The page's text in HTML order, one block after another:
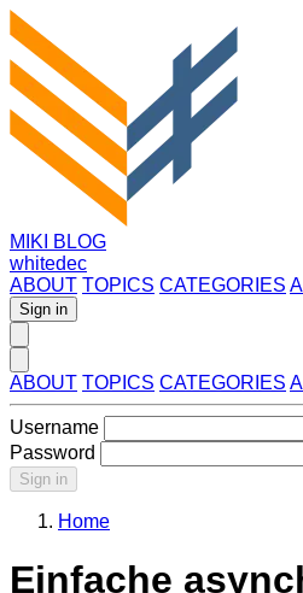
MIKI BLOG
whitedec
ABOUT TOPICS CATEGORIES
Sign in
ABOUT TOPICS CATEGORIES
Username
Password
Sign in
Home
Einfache